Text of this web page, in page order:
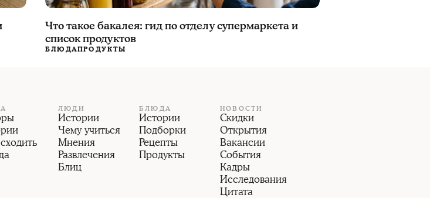
Что такое бакалея: гид по отделу супермаркета и
список продуктов
БЛЮДАПРОДУКТЫ
ЛЮДИ
Истории
Чему учиться
Мнения
Развлечения
Блиц
БЛЮДА
Истории
Подборки
Рецепты
Продукты
НОВОСТИ
Скидки
Открытия
Вакансии
События
Кадры
Исследования
Цитата